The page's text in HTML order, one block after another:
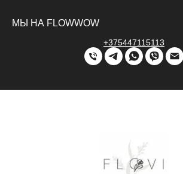
МЫ НА FLOWWOW
+375447115113